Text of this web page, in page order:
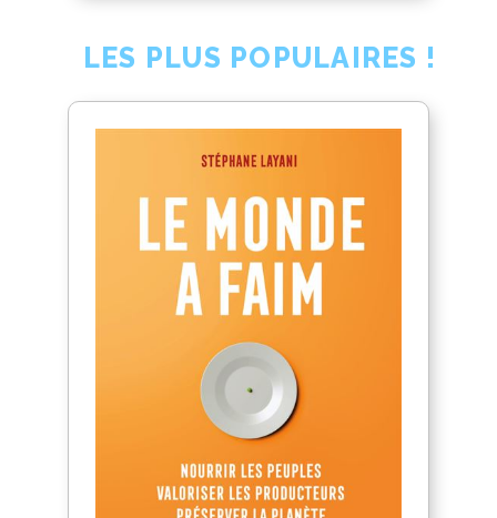
LES PLUS POPULAIRES !